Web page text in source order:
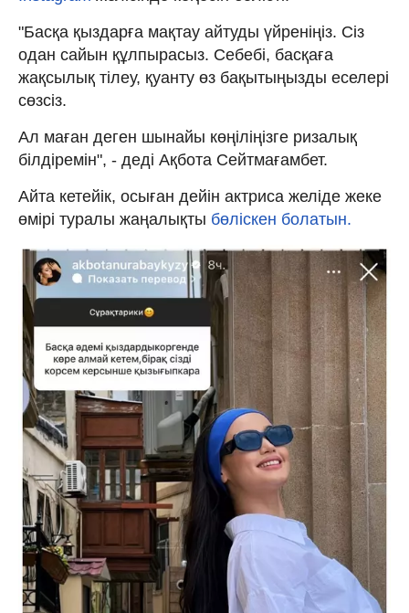
"Басқа қыздарға мақтау айтуды үйреніңіз. Сіз
одан сайын құлпырасыз. Себебі, басқаға
жақсылық тілеу, қуанту өз бақытыңызды еселері
сөзсіз.
Ал маған деген шынайы көңіліңізге ризалық
білдіремін", - деді Ақбота Сейтмағамбет.
Айта кетейік, осыған дейін актриса желіде жеке
өмірі туралы жаңалықты бөліскен болатын.